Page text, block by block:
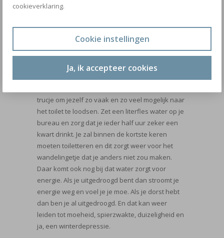
cookieverklaring.
Cookie instellingen
Ja, ik accepteer cookies
maximaal. Steeds 60 seconden dezelfde
richting. Doe dit in ieder geval een paar keer per
Doe de drinker:Last but definitely not least.
trucje om jezelf zo vaak en zo veel mogelijk naar
het toilet te loodsen. Zet een literfles water op je
bureau en zorg dat je ieder half uur zeker een
kwart drinkt. Je zal binnen de kortste keren
moeten toiletteren en dit zorgt weer voor het
wandelingetje dat je anders niet zou maken.
Daar komt ook nog bij dat water zorgt voor
energie. Als je uitgedroogd bent dan stroomt je
energie weg en voel je je moe. Als je dorst hebt
dan ben je al uitgedroogd. En dat kan weer
leiden tot moeheid, spierzwakte, duizeligheid en
ja, een winterdepressie.